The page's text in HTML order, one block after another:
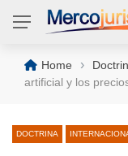
Home ›
artificial y los
DOCTRINA